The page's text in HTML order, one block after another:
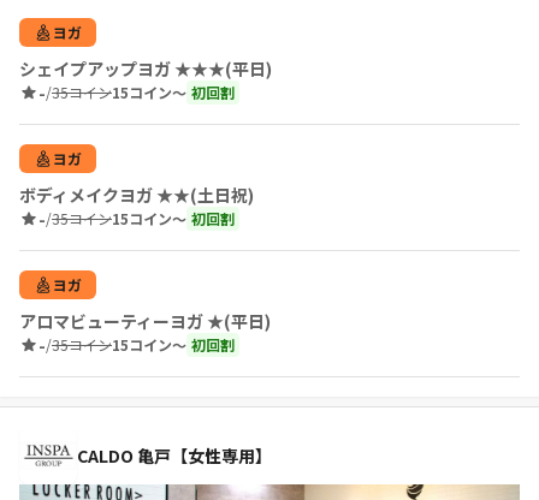
ヨガ
シェイプアップヨガ ★★★(平日)
-/35コイン15コイン〜 初回割
ヨガ
ボディメイクヨガ ★★(土日祝)
-/35コイン15コイン〜 初回割
ヨガ
アロマビューティーヨガ ★(平日)
-/35コイン15コイン〜 初回割
CALDO 亀戸【女性専用】